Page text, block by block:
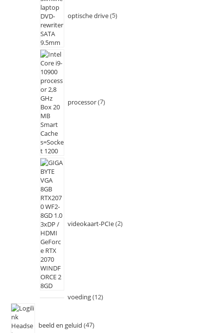
optische drive 5
processor 7
videokaart-PCIe 2
voeding 12
beeld en geluid 47